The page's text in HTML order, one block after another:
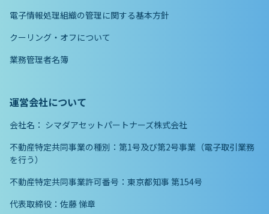
電子情報処理組織の管理に関する基本方針
クーリング・オフについて
業務管理者名簿
運営会社について
会社名： シマダアセットパートナーズ株式会社
不動産特定共同事業の種別：第1号及び第2号事業（電子取引業務
を行う）
不動産特定共同事業許可番号：東京都知事 第154号
代表取締役：佐藤 悌章